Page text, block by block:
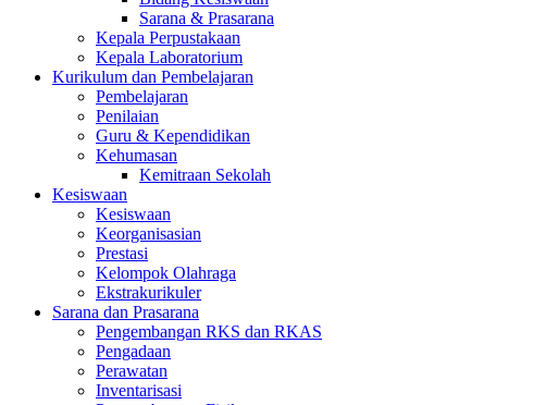
Sarana & Prasarana
Kepala Perpustakaan
Kepala Laboratorium
Kurikulum dan Pembelajaran
Pembelajaran
Penilaian
Guru & Kependidikan
Kehumasan
Kemitraan Sekolah
Kesiswaan
Kesiswaan
Keorganisasian
Prestasi
Kelompok Olahraga
Ekstrakurikuler
Sarana dan Prasarana
Pengembangan RKS dan RKAS
Pengadaan
Perawatan
Inventarisasi